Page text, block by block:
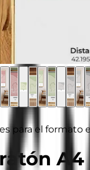
para el formato